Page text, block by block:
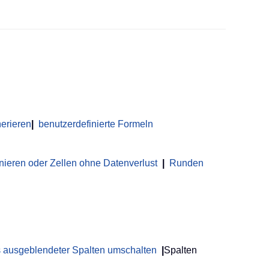
benutzerdefinierte Formeln
oder Zellen ohne Datenverlust
Runden
ausgeblendeter Spalten umschalten
Spalten